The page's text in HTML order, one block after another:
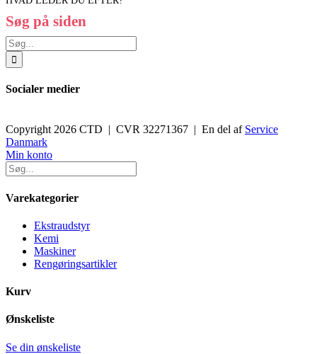
Søg på siden
Søg
efter:
Socialer medier
Copyright 2026 CTD | CVR 32271367 | En del af Service
Danmark
Toggle
Sliding
Bar
Area
Min konto
Varekategorier
Ekstraudstyr
Kemi
Maskiner
Rengøringsartikler
Kurv
Ønskeliste
Se din ønskeliste